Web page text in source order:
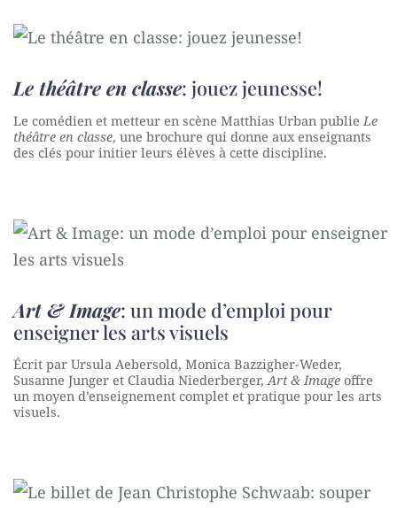
Le théâtre en classe: jouez jeunesse!
Le comédien et metteur en scène Matthias Urban publie Le
théâtre en classe, une brochure qui donne aux enseignants
des clés pour initier leurs élèves à cette discipline.
Art & Image: un mode d’emploi pour
enseigner les arts visuels
Écrit par Ursula Aebersold, Monica Bazzigher-Weder,
Susanne Junger et Claudia Niederberger,Art & Image offre
un moyen d’enseignement complet et pratique pour les arts
visuels.